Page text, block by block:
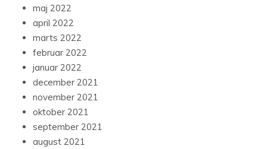
maj 2022
april 2022
marts 2022
februar 2022
januar 2022
december 2021
november 2021
oktober 2021
september 2021
august 2021